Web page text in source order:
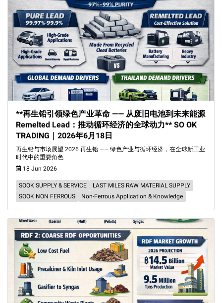
**再生铅引领绿色产业革命 —— 从废旧电池到未来能源
Remelted Lead：推动循环经济的全球动力** SO OK
TRADING｜2026年6月18日
再生铅与市场展望 2026 再生铅 —— 绿色产业与循环经济，在全球新工业
时代中的重要角色
18 Jun 2026
SOOK SUPPLY & SERVICE
LAST MILES RAW MATERIAL SUPPLY
SOOK NON FERROUS
Non-Ferrous Application & Knowledge